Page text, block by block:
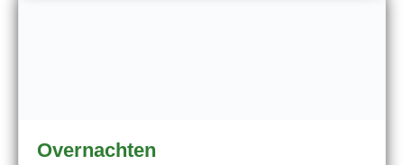
Overnachten